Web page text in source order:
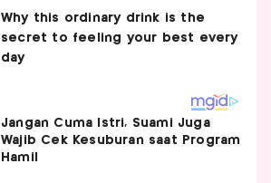
Jangan Cuma Istri, Suami Juga
Wajib Cek Kesuburan saat Program
Hamil